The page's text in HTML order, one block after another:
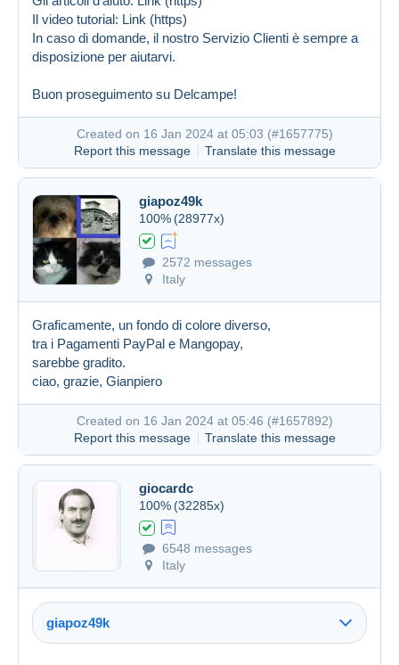
Il video tutorial: Link (https)
In caso di domande, il nostro Servizio Clienti è sempre a
disposizione per aiutarvi.
Buon proseguimento su Delcampe!
Created on 16 Jan 2024 at 05:03 (#1657775)
Report this message
Translate this message
giapoz49k
100% (28977x)
2572 messages
Italy
Graficamente, un fondo di colore diverso,
tra i Pagamenti PayPal e Mangopay,
sarebbe gradito.
ciao, grazie, Gianpiero
Created on 16 Jan 2024 at 05:46 (#1657892)
Report this message
Translate this message
giocardc
100% (32285x)
6548 messages
Italy
giapoz49k